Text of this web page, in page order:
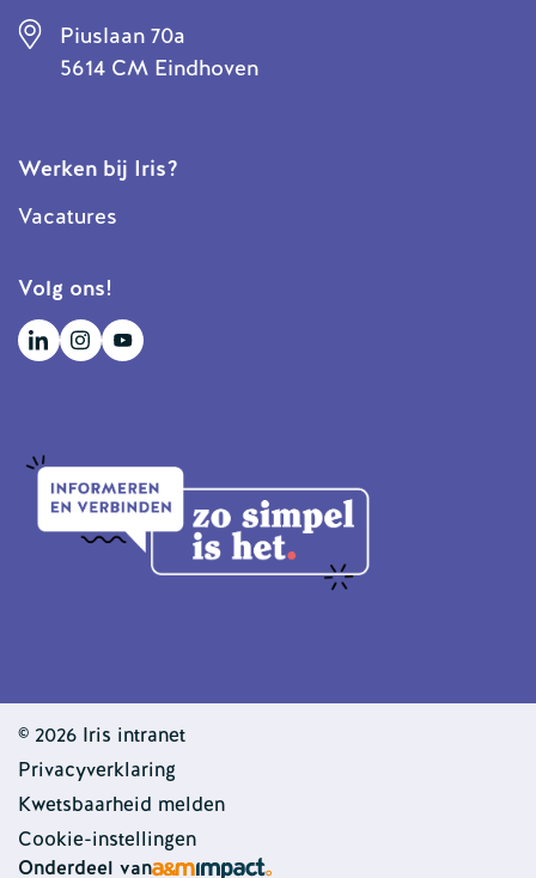
Piuslaan 70a
5614 CM Eindhoven
Werken bij Iris?
Vacatures
Volg ons!
© 2026 Iris intranet
Privacyverklaring
Kwetsbaarheid melden
Cookie-instellingen
Onderdeel van